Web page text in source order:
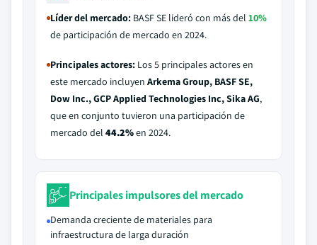
Líder del mercado: BASF SE lideró con más del 10%
de participación de mercado en 2024.
Principales actores: Los 5 principales actores en
este mercado incluyen Arkema Group, BASF SE,
Dow Inc., GCP Applied Technologies Inc, Sika AG,
que en conjunto tuvieron una participación de
mercado del 44.2%en 2024.
Principales impulsores del mercado
Demanda creciente de materiales para
infraestructura de larga duración